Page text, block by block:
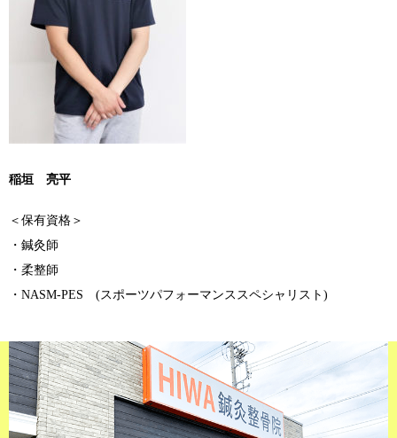
稲垣 亮平
＜保有資格＞
・鍼灸師
・柔整師
・NASM-PES (スポーツパフォーマンススペシャリスト)